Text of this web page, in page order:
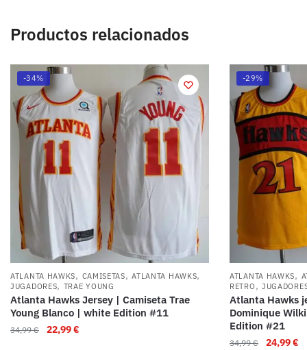
Productos relacionados
-34%
ATLANTA HAWKS, CAMISETAS,ATLANTA HAWKS,
JUGADORES, TRAE YOUNG
Atlanta Hawks Jersey | Camiseta Trae
Young Blanco | white Edition #11
34,99€ 22,99€
-29%
ATLANTA HAWKS,
RETRO ,
Atlanta Hawks
Dominique
Edition #21
34,99€ 24,99€